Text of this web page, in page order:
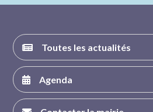
Toutes les actualités
Agenda